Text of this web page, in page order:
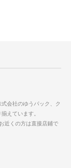
会社のゆうパック、ク
えています。
近くの方は直接店鋪で